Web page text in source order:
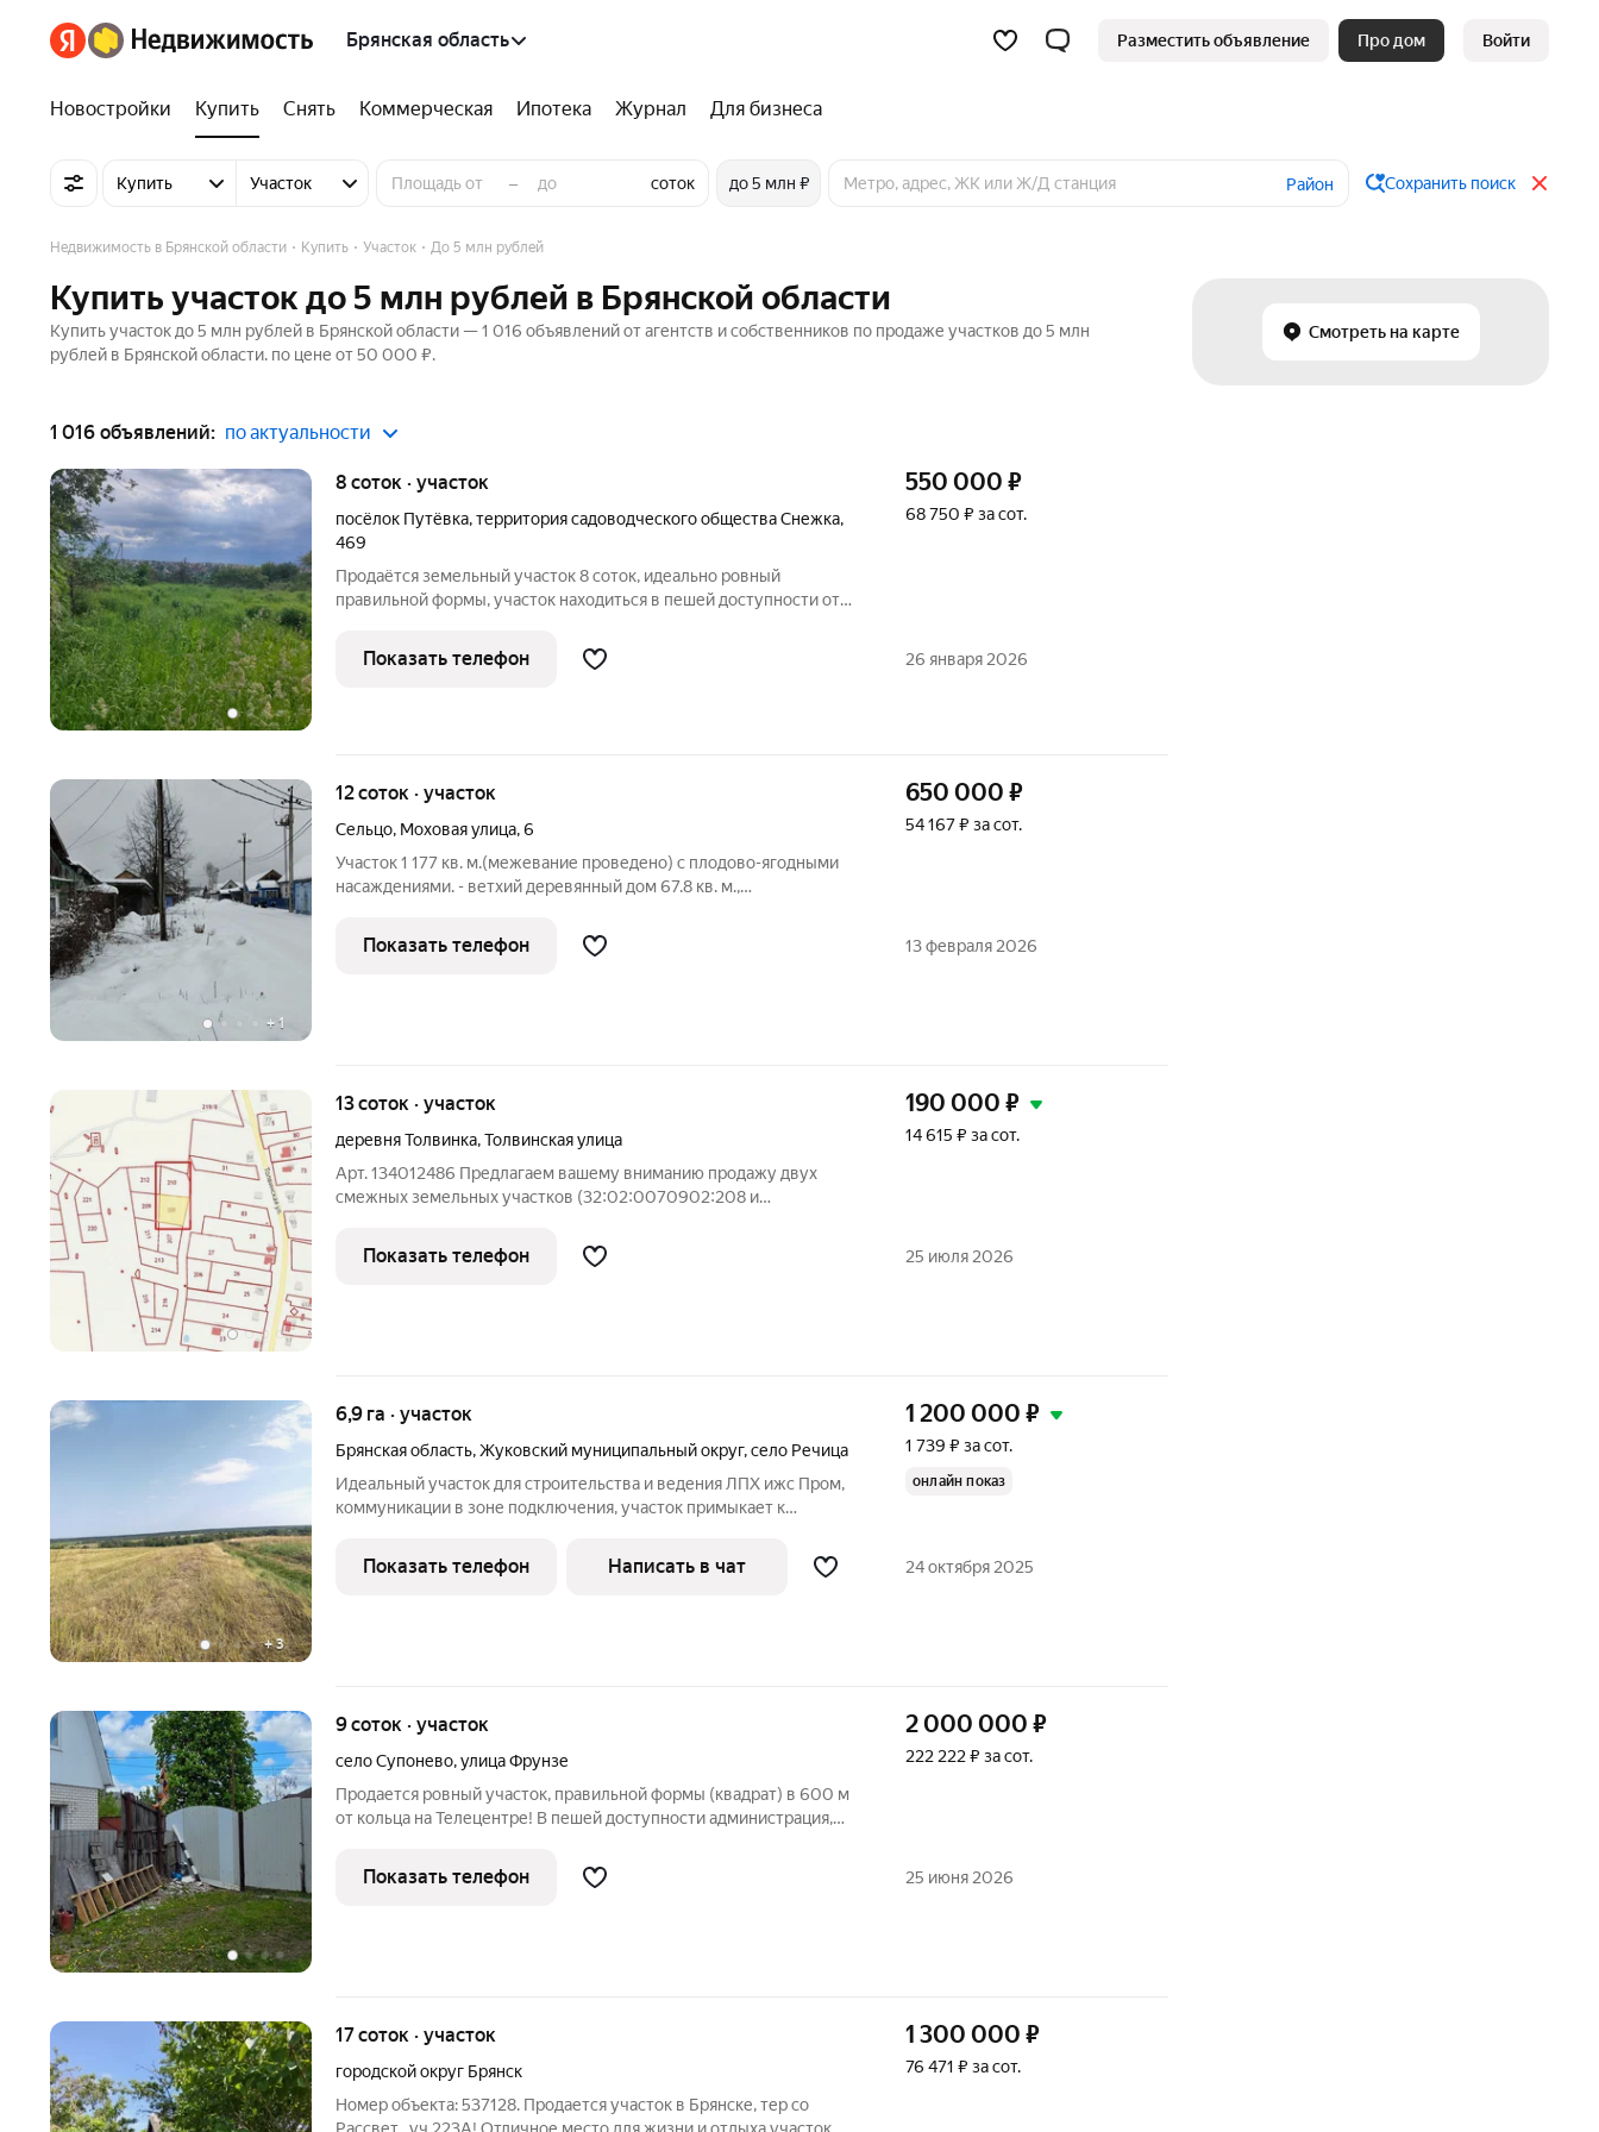
Брянская область Разместить объявление Про дом Войти
Новостройки Купить Снять Коммерческая Ипотека Журнал Для бизнеса
Купить Участок – соток до 5 млн ₽ Район Сохранить поиск
Смотреть на карте
Недвижимость в Брянской области Купить Участок До 5 млн рублей
Купить участок до 5 млн рублей в Брянской области
Купить участок до 5 млн рублей в Брянской области — 1 016 объявлений от агентств и собственников по продаже участков до 5 млн
рублей в Брянской области. по цене от 50 000 ₽.
1 016 объявлений: по актуальности
8 соток · участок
посёлок Путёвка,территория садоводческого общества Снежка,
469
Продаётся земельный участок 8 соток, идеально ровный
правильной формы, участок находиться в пешей доступности от
соседний участок, подъезд к участку отличный. Газ,
электричество рядом с
550 000 ₽
68 750 ₽ за сот.
Показать телефон 26 января 2026
+ 1
12 соток · участок
Сельцо, Моховая улица,6
Участок 1 177 кв. м.(межевание проведено) с плодово-ягодными
насаждениями. - ветхий деревянный дом 67.8 кв. м.,
(установлен котел БМЗ) - сарай и прочие хозяйственные
постройки Будем рады
650 000 ₽
54 167 ₽ за сот.
Показать телефон 13 февраля 2026
13 соток · участок
деревня Толвинка,Толвинская улица
Арт. 134012486 Предлагаем вашему вниманию продажу двух
смежных земельных участков (32:02:0070902:208 и
поселения. Данные участки представляют собой отличное
решение для тех, кто мечтает о
190 000 ₽
14 615 ₽ за сот.
Показать телефон 25 июля 2026
+3
6,9 га · участок
Брянская область,Жуковский муниципальный округ,село Речица
Идеальный участок для строительства и ведения ЛПХ ижс Пром,
коммуникации в зоне подключения, участок примыкает к
реки Десна, расстояние от Брянска 34 км, подъезд бетонка.Газ
рядом
1 200 000 ₽
1 739 ₽ за сот.
онлайн показ
Показать телефон Написать в чат 24 октября 2025
9 соток · участок
село Супонево,улица Фрунзе
Продается ровный участок, правильной формы (квадрат) в 600 м
от кольца на Телецентре! В пешей доступности администрация,
хороший асфальтированный подъезд к дому на автомобиле!
Участок 9 соток с
2 000 000 ₽
222 222 ₽ за сот.
Показать телефон 25 июня 2026
17 соток · участок
городской округ Брянск
Номер объекта: 537128. Продается участок в Брянске, тер со
1 300 000 ₽
76 471 ₽ за сот.